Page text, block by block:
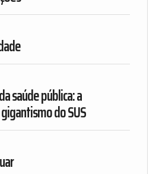
saúde pública: a
do SUS